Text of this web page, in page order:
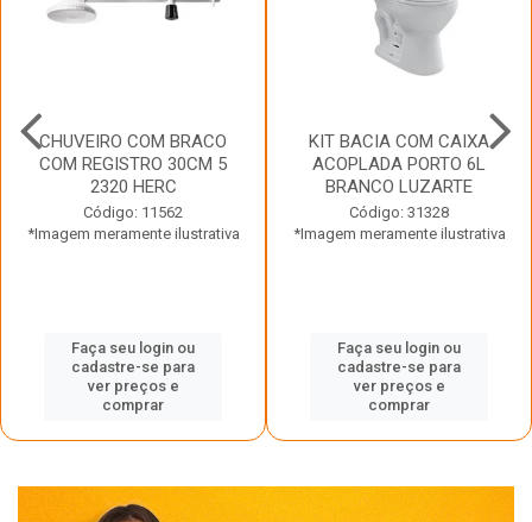
CHUVEIRO COM BRACO
COM REGISTRO 30CM 5
2320 HERC
Código: 11562
*Imagem meramente ilustrativa
Faça seu login ou
cadastre-se para
ver preços e
comprar
KIT BACIA COM CAIXA
ACOPLADA PORTO 6L
BRANCO LUZARTE
Código: 31328
*Imagem meramente ilustrativa
Faça seu login ou
cadastre-se para
ver preços e
comprar